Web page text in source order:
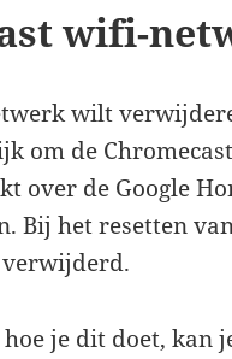
wifi-
wilt
om de
over de Google
Bij het resetten
je dit doet, kan